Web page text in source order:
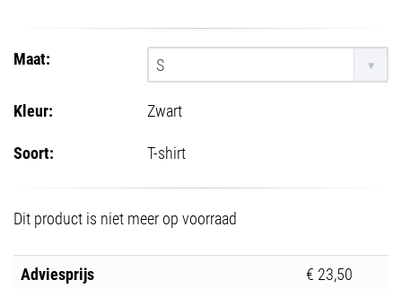
Maat: S
Kleur:
Zwart
Soort:
T-shirt
Dit product is niet meer op voorraad
Adviesprijs
€ 23,50